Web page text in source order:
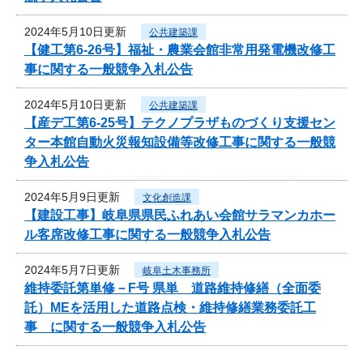
2024年5月10日更新 公共建築課
【健工第6-26号】福祉・農業会館非常用発電機改修工
事に関する一般競争入札公告
2024年5月10日更新 公共建築課
【産デ工第6-25号】テクノプラザものづくり支援セン
ター本館自動火災報知設備等改修工事に関する一般競
争入札公告
2024年5月9日更新 文化創造課
【建設工事】岐阜県県民ふれあい会館サラマンカホー
ル客席改修工事に関する一般競争入札公告
2024年5月7日更新 岐阜土木事務所
維持委託第単修－F号 県単 道路維持修繕（全面委
託）MEを活用した道路点検・維持修繕業務委託工
事 に関する一般競争入札公告